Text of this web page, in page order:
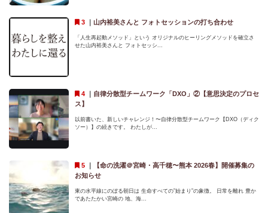
山内裕美さんと フォトセッションの打ち合わせ
「人生再起動メソッド」という オリジナルのヒーリングメソッドを確立さ
せた山内裕美さんと フォトセッシ...
自律分散型チームワーク「DXO」②【意思決定のプロセ
ス】
以前書いた、新しいチャレンジ！〜自律分散型チームワーク【DXO（ディク
ソー）】の続きです。 わたしが...
【命の洗濯＠宮崎・高千穂〜熊本 2026春】開催募集の
お知らせ
東の水平線にのぼる朝日は 生命すべての”始まり”の象徴。 日常を離れ 豊か
であたたかい宮崎の 地、海...